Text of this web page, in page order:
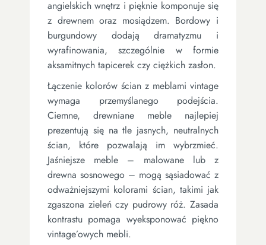
angielskich wnętrz i pięknie komponuje się
z drewnem oraz mosiądzem. Bordowy i
burgundowy dodają dramatyzmu i
wyrafinowania, szczególnie w formie
aksamitnych tapicerek czy ciężkich zasłon.
Łączenie kolorów ścian z meblami vintage
wymaga przemyślanego podejścia.
Ciemne, drewniane meble najlepiej
prezentują się na tle jasnych, neutralnych
ścian, które pozwalają im wybrzmieć.
Jaśniejsze meble – malowane lub z
drewna sosnowego – mogą sąsiadować z
odważniejszymi kolorami ścian, takimi jak
zgaszona zieleń czy pudrowy róż. Zasada
kontrastu pomaga wyeksponować piękno
vintage’owych mebli.